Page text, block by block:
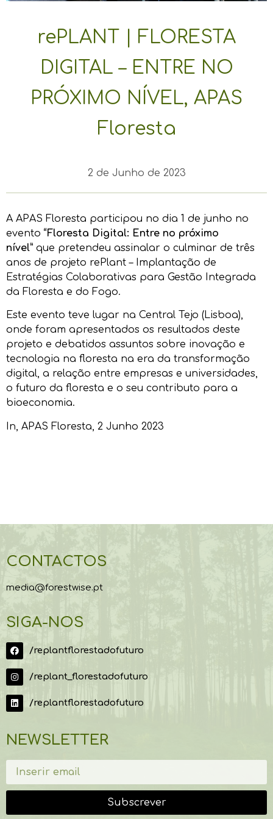
rePLANT | FLORESTA
DIGITAL – ENTRE NO
PRÓXIMO NÍVEL, APAS
Floresta
2 de Junho de 2023
A APAS Floresta participou no dia 1 de junho no
evento “Floresta Digital: Entre no próximo
nível” que pretendeu assinalar o culminar de três
anos de projeto rePlant – Implantação de
Estratégias Colaborativas para Gestão Integrada
da Floresta e do Fogo.
Este evento teve lugar na Central Tejo (Lisboa),
onde foram apresentados os resultados deste
projeto e debatidos assuntos sobre inovação e
tecnologia na floresta na era da transformação
digital, a relação entre empresas e universidades,
o futuro da floresta e o seu contributo para a
bioeconomia.
In, APAS Floresta, 2 Junho 2023
CONTACTOS
media@forestwise.pt
SIGA-NOS
/replantflorestadofuturo
/replant_florestadofuturo
/replantflorestadofuturo
NEWSLETTER
Subscrever